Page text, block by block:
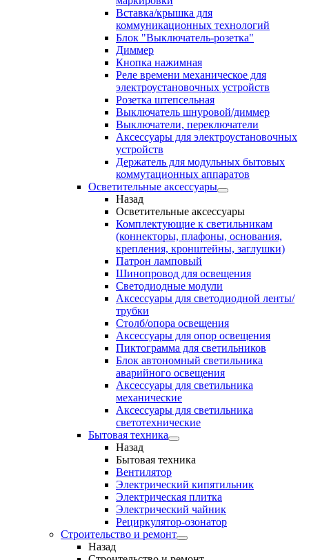
Вставка/крышка для
коммуникационных технологий
Блок "Выключатель-розетка"
Диммер
Кнопка нажимная
Реле времени механическое для
электроустановочных устройств
Розетка штепсельная
Выключатель шнуровой/диммер
Выключатели, переключатели
Аксессуары для электроустановочных
устройств
Держатель для модульных бытовых
коммутационных аппаратов
Осветительные аксессуары
Назад
Осветительные аксессуары
Комплектующие к светильникам
(коннекторы, плафоны, основания,
крепления, кронштейны, заглушки)
Патрон ламповый
Шинопровод для освещения
Светодиодные модули
Аксессуары для светодиодной ленты/
трубки
Столб/опора освещения
Аксессуары для опор освещения
Пиктограмма для светильников
Блок автономный светильника
аварийного освещения
Аксессуары для светильника
механические
Аксессуары для светильника
светотехнические
Бытовая техника
Назад
Бытовая техника
Вентилятор
Электрический кипятильник
Электрическая плитка
Электрический чайник
Рециркулятор-озонатор
Строительство и ремонт
Назад